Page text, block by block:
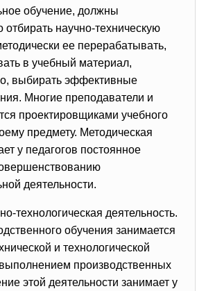
обучение, должны
отбирать научно-техническую
ее перерабатывать,
в учебный материал,
выбирать эффективные
Многие преподаватели и
проектировщиками учебного
предмету. Методическая
у педагогов постоянное
деятельности.
технологическая деятельность.
обучения занимается
и технологической
производственных
этой деятельности занимает у